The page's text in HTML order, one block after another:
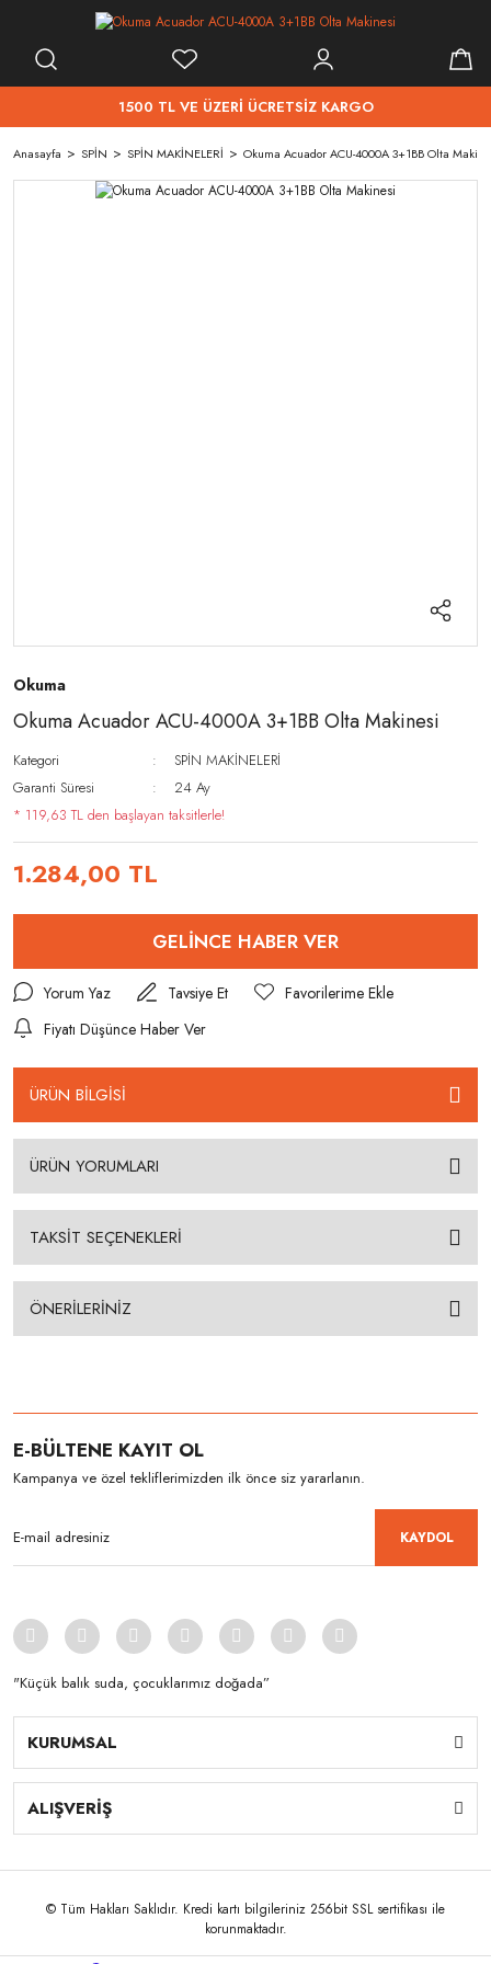
1500 TL VE ÜZERİ ÜCRETSİZ KARGO
Anasayfa SPİN SPİN MAKİNELERİ Okuma Acuador ACU-4000A 3+1BB Olta
Okuma
Okuma Acuador ACU-4000A 3+1BB Olta Makinesi
Kategori
SPİN MAKİNELERİ
Garanti Süresi
24 Ay
* 119,63 TL den başlayan taksitlerle!
1.284,00 TL
GELİNCE HABER VER
Yorum Yaz
Tavsiye Et
Fiyatı Düşünce Haber Ver
ÜRÜN BİLGİSİ
ÜRÜN YORUMLARI
TAKSİT SEÇENEKLERİ
ÖNERİLERİNİZ
E-BÜLTENE KAYIT OL
Kampanya ve özel tekliflerimizden ilk önce siz yararlanın.
KAYDOL
"Küçük balık suda, çocuklarımız doğada”
KURUMSAL
ALIŞVERİŞ
© Tüm Hakları Saklıdır. Kredi kartı bilgileriniz 256bit SSL sertifikası ile
korunmaktadır.